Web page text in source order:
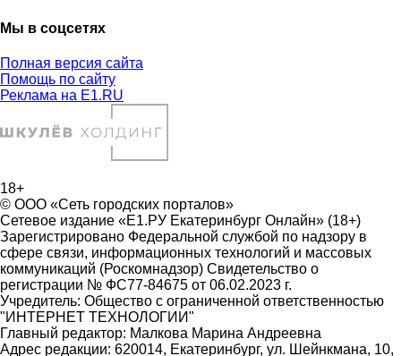
Мы в соцсетях
Полная версия сайта
Помощь по сайту
Реклама на E1.RU
18+
© ООО «Сеть городских порталов»
Сетевое издание «Е1.РУ Екатеринбург Онлайн» (18+)
Зарегистрировано Федеральной службой по надзору в
сфере связи, информационных технологий и массовых
коммуникаций (Роскомнадзор) Свидетельство о
регистрации № ФС77-84675 от 06.02.2023 г.
Учредитель: Общество с ограниченной ответственностью
"ИНТЕРНЕТ ТЕХНОЛОГИИ"
Главный редактор: Малкова Марина Андреевна
Адрес редакции: 620014, Екатеринбург, ул. Шейнкмана, 10,